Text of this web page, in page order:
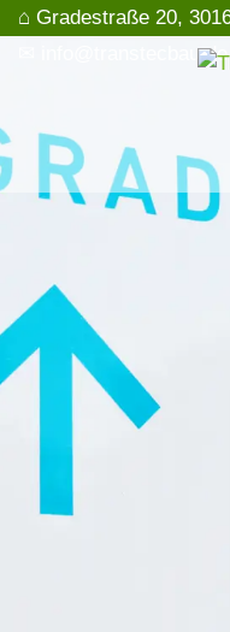
⌂ Gradestraße 20,
✉ info@transtecbau.de